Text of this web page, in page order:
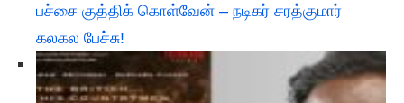
பச்சை குத்திக் கொள்வேன் – நடிகர் சரத்குமார்
கலகல பேச்சு!